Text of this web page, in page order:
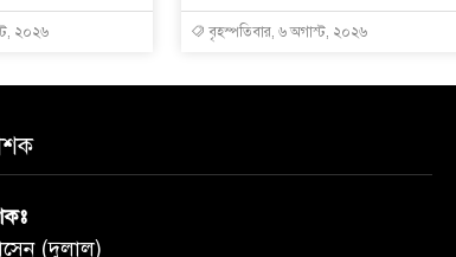
২০২৬ বৃহস্পতিবার, ৬ অগাস্ট, ২০২৬
(দুলাল)